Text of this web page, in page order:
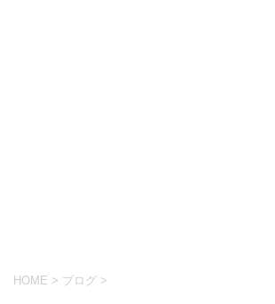
HOME > ブログ >